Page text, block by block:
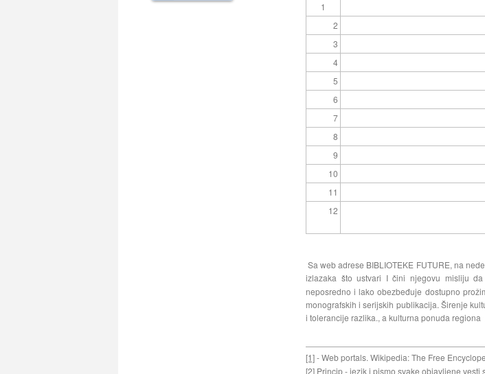
1
2
3
4
5
6
7
8
9
10
11
12
Sa web adrese BIBLIOTEKE FUTURE, na
izlazaka što ustvari I čini njegovu misliju
neposredno i lako obezbeđuje dostupno
monografskih i serijskih publikacija. Širenje
i tolerancije razlika., a kulturna ponuda
[1]- Web portals. Wikipedia: The Free
[2] Princip - jezik i pismo svake objavljene